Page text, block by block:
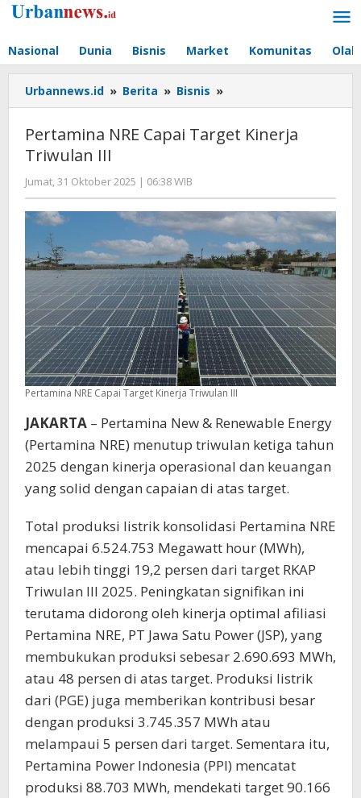
Lewati
Nasional Dunia Bisnis Market Komunitas
Urbannews.id » Berita » Bisnis »
NRE
Target
Pertamina NRE Capai Target Kinerja
Triwulan III
Jumat, 31 Oktober 2025 | 06:38 WIB
Editor
Pertamina NRE Capai Target Kinerja Triwulan III
JAKARTA – Pertamina New & Renewable Energy
(Pertamina NRE) menutup triwulan ketiga tahun
2025 dengan kinerja operasional dan keuangan
yang solid dengan capaian di atas target.
Total produksi listrik konsolidasi Pertamina NRE
mencapai 6.524.753 Megawatt hour (MWh),
atau lebih tinggi 19,2 persen dari target RKAP
Triwulan III 2025. Peningkatan signifikan ini
terutama didorong oleh kinerja optimal afiliasi
Pertamina NRE, PT Jawa Satu Power (JSP), yang
membukukan produksi sebesar 2.690.693 MWh,
atau 48 persen di atas target. Produksi listrik
dari (PGE) juga memberikan kontribusi besar
dengan produksi 3.745.357 MWh atau
melampaui 5 persen dari target. Sementara itu,
Pertamina Power Indonesia (PPI) mencatat
produksi 88.703 MWh, mendekati target 90.166